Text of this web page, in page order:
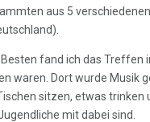
aus 5
fand ich das Treffen
waren. Dort wurde Musik
sitzen, etwas trinken
mit dabei sind.